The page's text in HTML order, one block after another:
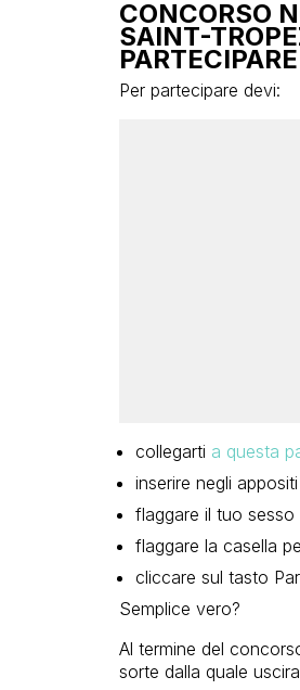
CONCORSO
SAINT-
PARTECIPARE
Per partecipare devi:
collegarti a questa
inserire negli
flaggare il tuo sesso
flaggare la casella
cliccare sul tasto
Semplice vero?
Al termine del
sorte dalla quale